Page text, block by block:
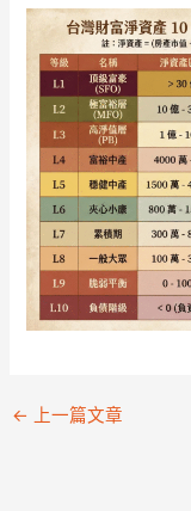
← 上一篇文章